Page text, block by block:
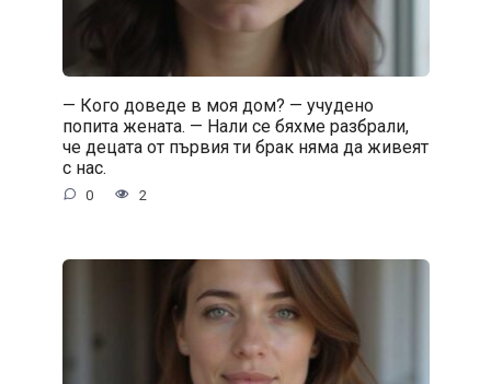
— Кого доведе в моя дом? — учудено
попита жената. — Нали се бяхме разбрали,
че децата от първия ти брак няма да живеят
с нас.
0 2